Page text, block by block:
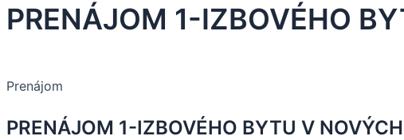
PRENÁJOM 1-IZBOVÉHO
Prenájom
PRENÁJOM 1-IZBOVÉHO BYTU V